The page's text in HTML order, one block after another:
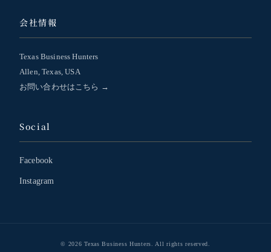
会社情報
Texas Business Hunters
Allen, Texas, USA
お問い合わせはこちら →
Social
Facebook
Instagram
© 2026 Texas Business Hunters. All rights reserved.